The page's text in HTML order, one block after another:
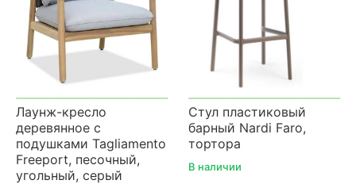
Лаунж-кресло
деревянное с
подушками Tagliamento
Freeport, песочный,
угольный, серый
Стул пластиковый
барный Nardi Faro,
тортора
В наличии